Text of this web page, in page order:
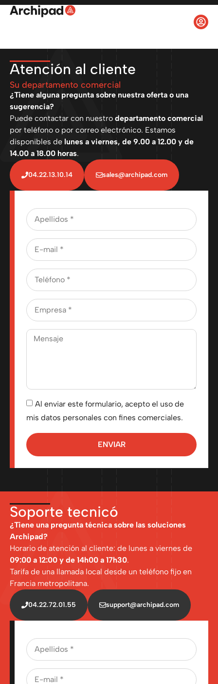
Atención al cliente
Su departamento comercial
¿Tiene alguna pregunta sobre nuestra oferta o una
sugerencia?
Puede contactar con nuestro departamento comercial
por teléfono o por correo electrónico. Estamos
disponibles de lunes a viernes, de 9.00 a 12.00 y de
14.00 a 18.00 horas.
04.22.13.10.14 sales@archipad.com
Al enviar este formulario, acepto el uso de
mis datos personales con fines comerciales.
ENVIAR
Soporte tecnicó
¿Tiene una pregunta técnica sobre las soluciones
Archipad?
Horario de atención al cliente: de lunes a viernes de
09:00 a 12:00 y de 14h00 a 17h30.
Tarifa de una llamada local desde un teléfono fijo en
Francia metropolitana.
04.22.72.01.55 support@archipad.com